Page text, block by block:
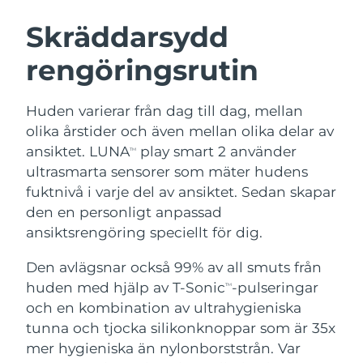
Skräddarsydd
rengöringsrutin
Huden varierar från dag till dag, mellan
olika årstider och även mellan olika delar av
ansiktet. LUNATM
play smart 2 använder
ultrasmarta sensorer som mäter hudens
fuktnivå i varje del av ansiktet. Sedan skapar
den en personligt anpassad
ansiktsrengöring speciellt för dig.
Den avlägsnar också 99% av all smuts från
huden med hjälp av T-SonicTM-pulseringar
och en kombination av ultrahygieniska
tunna och tjocka silikonknoppar som är 35x
mer hygieniska än nylonborststrån. Var
LUNA™ 4-paket
Anti-aging massage
LUNA™ 4 Plus
Massage, LED heating
LUNA™ 4 Men
For men, anti-aging massage
BEAR™ 2-paket
Microcurrent toning
BEAR™ 2 go
Microcurrent toning on-the-go
BEAR™ 2 eyes & lips
Microcurrent line smoothing device
Återfuktning
UFO™ 3-paket
Deep facial hydration
UFO™ 3 LED
Near-infrared and red light therapy
device
Munvård
issa™ 4
Hybrid silicone sonic toothbrush
issa™ 4 plus
Smart hybrid silicone sonic toothbrush
FAQ™ ANTI-AGING-BEHANDLING
Anti-aging LED-behandlingar
NEW
Österrike Förväntad leverans
Bahrain Förväntad leverans
Belgien
Bermuda Förväntad leverans8/15/26
Bosnien och
Hercegovina
Förväntad leverans8/12/26
Brunei Förväntad leverans
Bulgarien Förväntad leverans8/9/26
Kanada Förväntad leverans8/13/26
Chile Förväntad leverans8/13/26